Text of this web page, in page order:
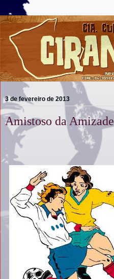
3 de fevereiro de 2013
Amistoso da Amizade